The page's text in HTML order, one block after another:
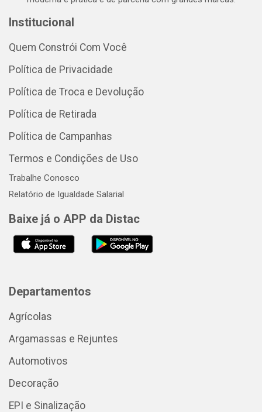
Institucional
Quem Constrói Com Você
Política de Privacidade
Política de Troca e Devolução
Política de Retirada
Política de Campanhas
Termos e Condições de Uso
Trabalhe Conosco
Relatório de Igualdade Salarial
Baixe já o APP da Distac
Departamentos
Agrícolas
Argamassas e Rejuntes
Automotivos
Decoração
EPI e Sinalização